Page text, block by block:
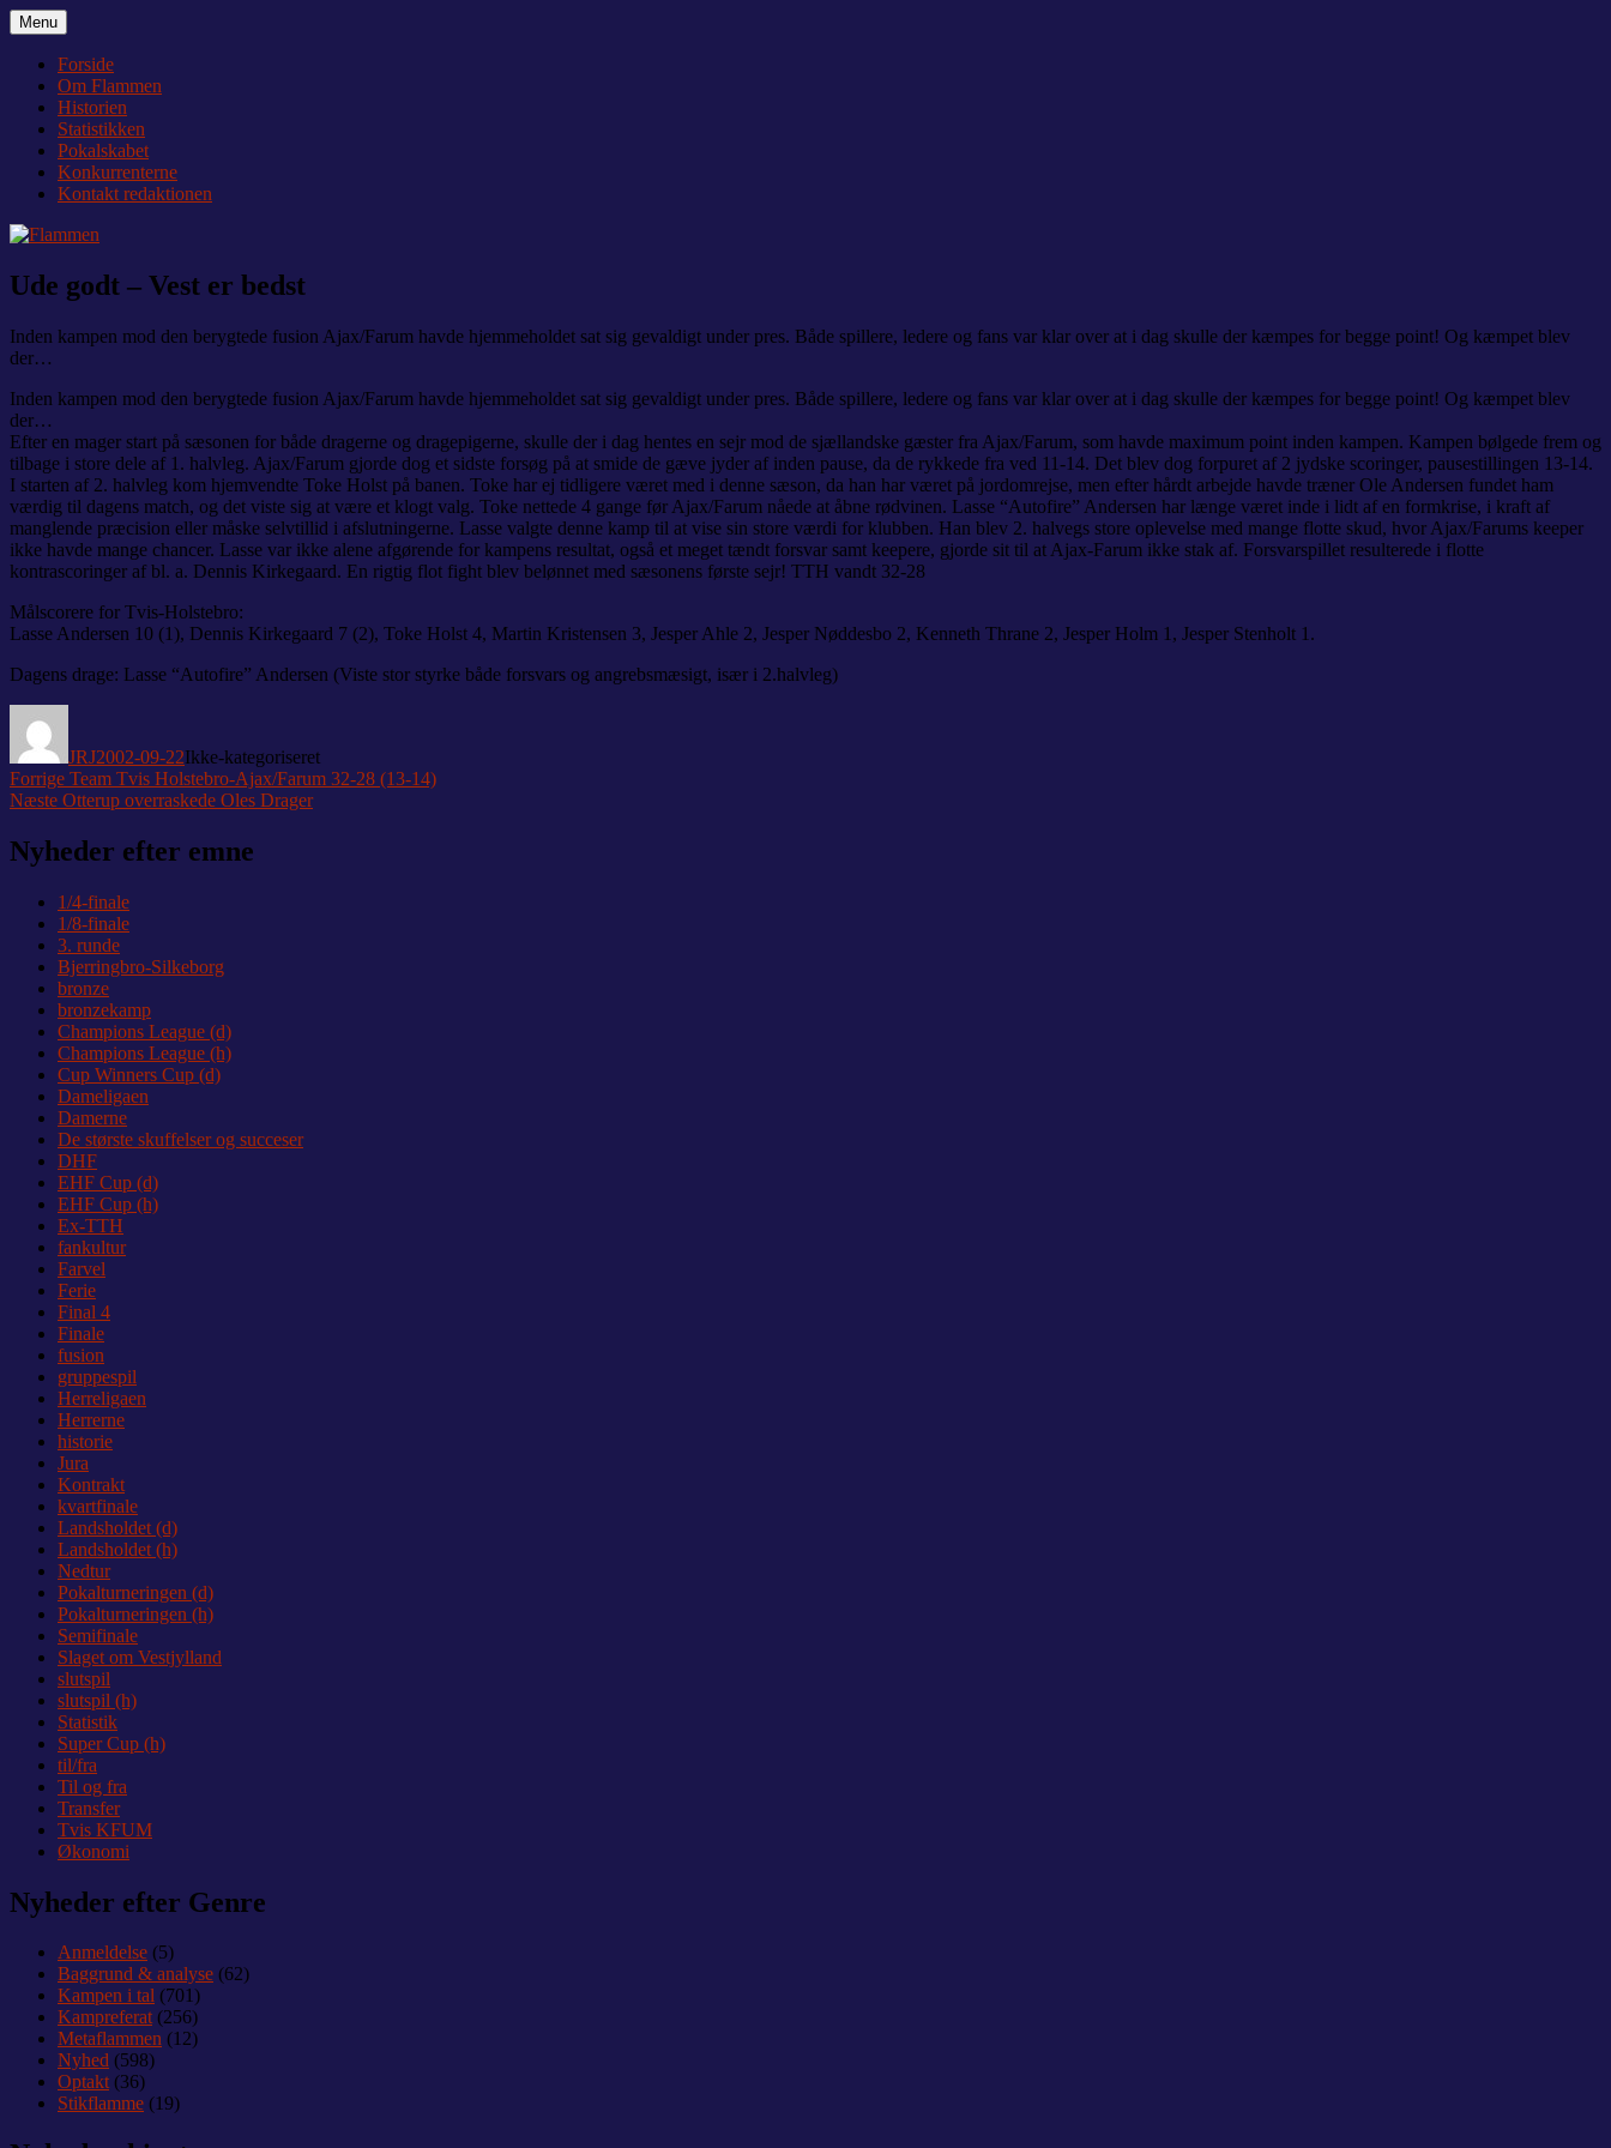
Videre
til
indhold
Flammen
Nyheder og debat om Team Tvis Holstebro
Menu
Forside
Om Flammen
Historien
Statistikken
Pokalskabet
Konkurrenterne
Kontakt redaktionen
Ude godt – Vest er bedst
Inden kampen mod den berygtede fusion Ajax/Farum havde hjemmeholdet sat sig gevaldigt under pres. Både spillere, ledere og fans var klar over at i dag skulle der kæmpes for begge point! Og kæmpet blev
der…
Inden kampen mod den berygtede fusion Ajax/Farum havde hjemmeholdet sat sig gevaldigt under pres. Både spillere, ledere og fans var klar over at i dag skulle der kæmpes for begge point! Og kæmpet blev
der…
Efter en mager start på sæsonen for både dragerne og dragepigerne, skulle der i dag hentes en sejr mod de sjællandske gæster fra Ajax/Farum, som havde maximum point inden kampen. Kampen bølgede frem og
tilbage i store dele af 1. halvleg. Ajax/Farum gjorde dog et sidste forsøg på at smide de gæve jyder af inden pause, da de rykkede fra ved 11-14. Det blev dog forpuret af 2 jydske scoringer, pausestillingen 13-14.
I starten af 2. halvleg kom hjemvendte Toke Holst på banen. Toke har ej tidligere været med i denne sæson, da han har været på jordomrejse, men efter hårdt arbejde havde træner Ole Andersen fundet ham
værdig til dagens match, og det viste sig at være et klogt valg. Toke nettede 4 gange før Ajax/Farum nåede at åbne rødvinen. Lasse “Autofire” Andersen har længe været inde i lidt af en formkrise, i kraft af
manglende præcision eller måske selvtillid i afslutningerne. Lasse valgte denne kamp til at vise sin store værdi for klubben. Han blev 2. halvegs store oplevelse med mange flotte skud, hvor Ajax/Farums keeper
ikke havde mange chancer. Lasse var ikke alene afgørende for kampens resultat, også et meget tændt forsvar samt keepere, gjorde sit til at Ajax-Farum ikke stak af. Forsvarspillet resulterede i flotte
kontrascoringer af bl. a. Dennis Kirkegaard. En rigtig flot fight blev belønnet med sæsonens første sejr! TTH vandt 32-28
Målscorere for Tvis-Holstebro:
Lasse Andersen 10 (1), Dennis Kirkegaard 7 (2), Toke Holst 4, Martin Kristensen 3, Jesper Ahle 2, Jesper Nøddesbo 2, Kenneth Thrane 2, Jesper Holm 1, Jesper Stenholt 1.
Dagens drage: Lasse “Autofire” Andersen (Viste stor styrke både forsvars og angrebsmæsigt, især i 2.halvleg)
JRJ2002-09-22Ikke-kategoriseret
Indlægsnavigation
Forrige Forrige
indlæg:
Team Tvis Holstebro-Ajax/Farum 32-28 (13-14)
Næste Næste
Otterup overraskede Oles Drager
Nyheder efter emne
1/4-finale
1/8-finale
3. runde
Bjerringbro-Silkeborg
bronze
bronzekamp
Champions League (d)
Champions League (h)
Cup Winners Cup (d)
Dameligaen
Damerne
De største skuffelser og succeser
DHF
EHF Cup (d)
EHF Cup (h)
Ex-TTH
fankultur
Farvel
Ferie
Final 4
Finale
fusion
gruppespil
Herreligaen
Herrerne
historie
Jura
Kontrakt
kvartfinale
Landsholdet (d)
Landsholdet (h)
Nedtur
Pokalturneringen (d)
Pokalturneringen (h)
Semifinale
Slaget om Vestjylland
slutspil
slutspil (h)
Statistik
Super Cup (h)
til/fra
Til og fra
Transfer
Tvis KFUM
Økonomi
Nyheder efter Genre
Anmeldelse (5)
Baggrund & analyse (62)
Kampen i tal (701)
Kampreferat(256)
Metaflammen (12)
Nyhed (598)
Optakt(36)
Stikflamme (19)